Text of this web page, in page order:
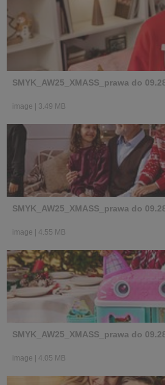
SMYK_AW25_XMASS_prawa do
image 3.49 MB
SMYK_AW25_XMASS_prawa do
image 4.55 MB
SMYK_AW25_XMASS_prawa do
image 4.05 MB